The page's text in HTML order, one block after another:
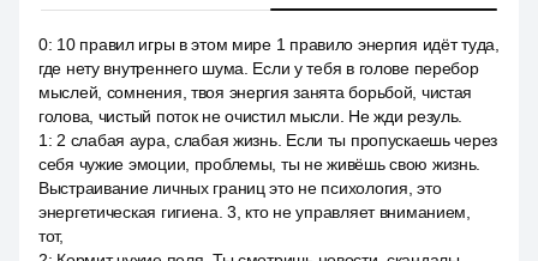
0: 10 правил игры в этом мире 1 правило энергия идёт туда,
где нету внутреннего шума. Если у тебя в голове перебор
мыслей, сомнения, твоя энергия занята борьбой, чистая
голова, чистый поток не очистил мысли. Не жди резуль.
1 : 2 слабая аура, слабая жизнь. Если ты пропускаешь через
себя чужие эмоции, проблемы, ты не живёшь свою жизнь.
Выстраивание личных границ это не психология, это
энергетическая гигиена. 3, кто не управляет вниманием,
тот,